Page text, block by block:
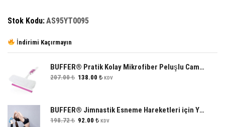
Stok Kodu:AS95YT0095
İndirimi Kaçırmayın
BUFFER® Pratik Kolay Mikrofiber Peluşlu Camsil Cam Silme Aleti Aparatı
207.00₺ Orijinal
138.00 ₺Şu
KDV
BUFFER® Jimnastik Esneme Hareketleri için Yoga ve Pilates Çemberi
198.72₺ Orijinal
92.00 ₺Şu
KDV